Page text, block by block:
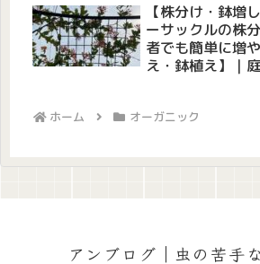
【株分け・鉢増
ーサックルの株
者でも簡単に増
え・鉢植え】｜
ホーム オーガニック
アンブログ｜虫の苦手